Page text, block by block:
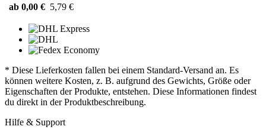
ab 0,00 € 5,79 €
* Diese Lieferkosten fallen bei einem Standard-Versand an. Es
können weitere Kosten, z. B. aufgrund des Gewichts, Größe oder
Eigenschaften der Produkte, entstehen. Diese Informationen findest
du direkt in der Produktbeschreibung.
Hilfe & Support